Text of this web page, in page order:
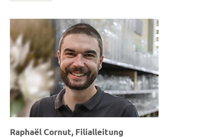
Raphaël Cornut, Filialleitung